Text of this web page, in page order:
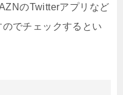
のTwitterアプリなど
でチェックするとい